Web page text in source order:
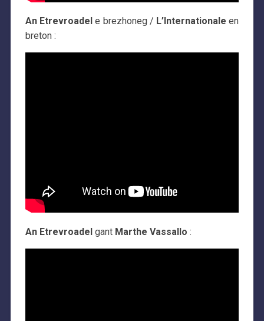
An Etrevroadel e brezhoneg / L’Internationaleen
breton :
An Etrevroadel gant Marthe Vassallo :